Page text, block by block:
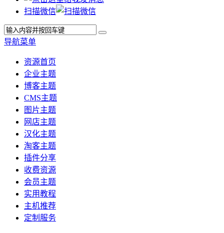
扫描微信
导航菜单
资源首页
企业主题
博客主题
CMS主题
图片主题
网店主题
汉化主题
淘客主题
插件分享
收费资源
会员主题
实用教程
主机推荐
定制服务